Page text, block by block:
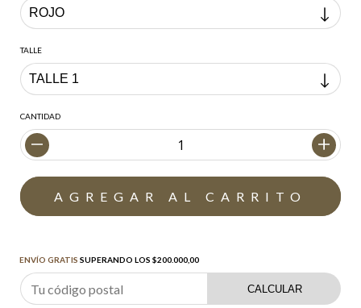
TALLE
CANTIDAD
ENVÍO GRATIS SUPERANDO LOS $200.000,00
CALCULAR